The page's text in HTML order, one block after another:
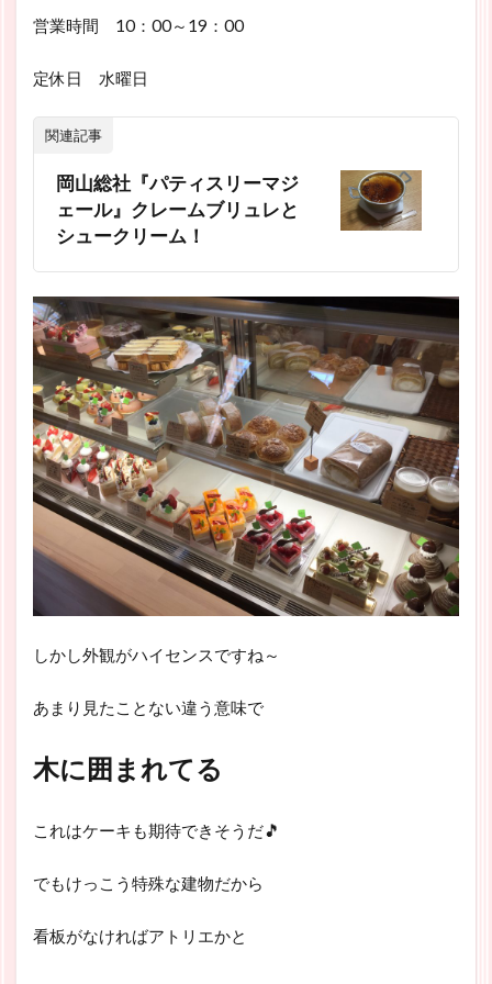
営業時間 10：00～19：00
定休日 水曜日
関連記事
岡山総社『パティスリーマジ
ェール』クレームブリュレと
シュークリーム！
しかし外観がハイセンスですね～
あまり見たことない違う意味で
木に囲まれてる
これはケーキも期待できそうだ🎵
でもけっこう特殊な建物だから
看板がなければアトリエかと